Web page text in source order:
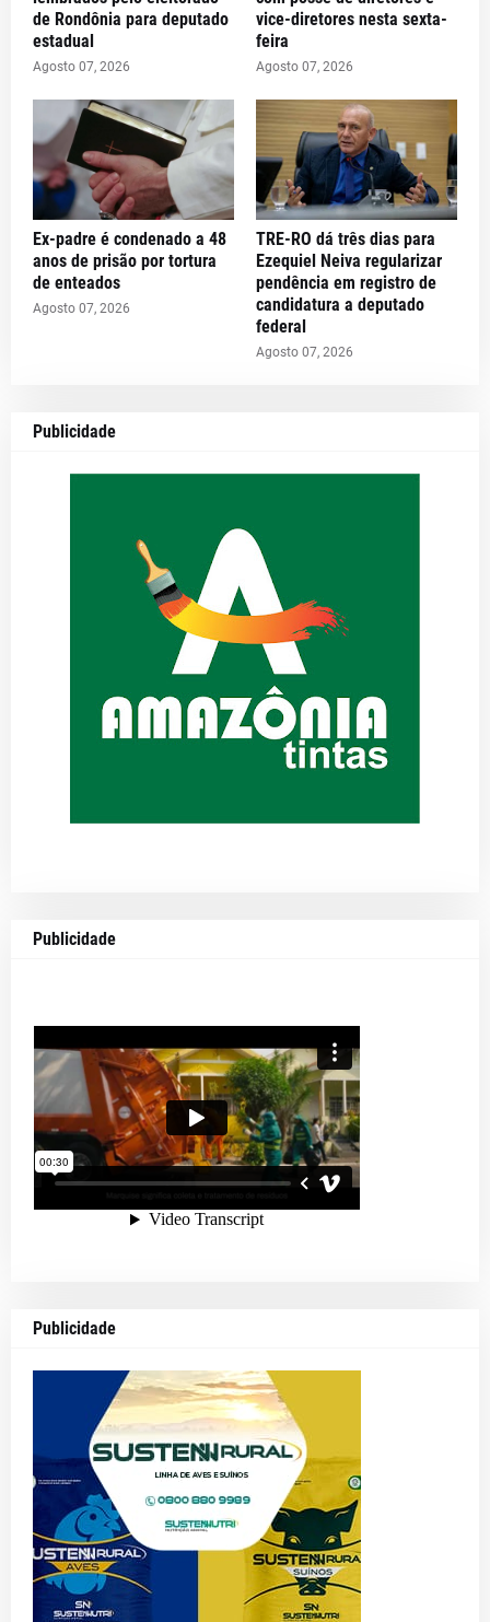
de Rondônia para deputado
estadual
Agosto 07, 2026
vice-diretores nesta sexta-
feira
Agosto 07, 2026
Ex-padre é condenado a 48
anos de prisão por tortura
de enteados
Agosto 07, 2026
TRE-RO dá três dias para
Ezequiel Neiva regularizar
pendência em registro de
candidatura a deputado
federal
Agosto 07, 2026
Publicidade
Publicidade
Publicidade